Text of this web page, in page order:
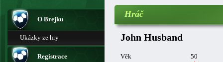
O Brejku
Ukázky ze hry
Registrace
Hráč
John Husband
Věk
50